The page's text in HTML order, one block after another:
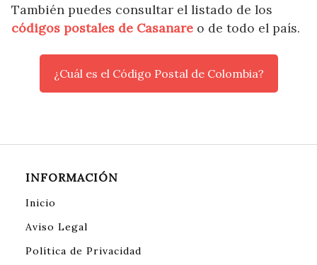
También puedes consultar el listado de los
códigos postales de Casanare o de todo el país.
¿Cuál es el Código Postal de Colombia?
INFORMACIÓN
Inicio
Aviso Legal
Política de Privacidad